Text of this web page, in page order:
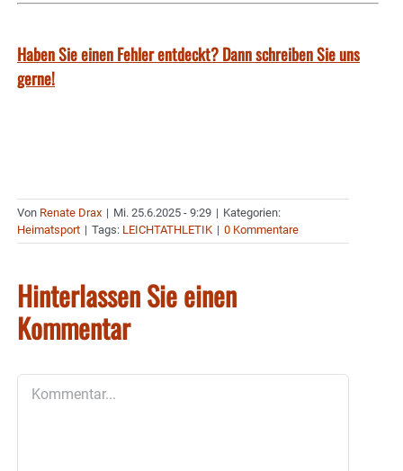
Haben Sie einen Fehler entdeckt? Dann schreiben Sie uns
gerne!
Von Renate Drax | Mi. 25.6.2025 - 9:29 | Kategorien:
Heimatsport | Tags: LEICHTATHLETIK | 0 Kommentare
Hinterlassen Sie einen
Kommentar